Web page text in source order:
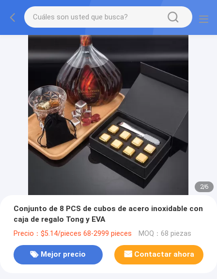
2/6
Conjunto de 8 PCS de cubos de acero inoxidable con
caja de regalo Tong y EVA
Precio：$5.14/pieces 68-2999 pieces MOQ：68 piezas
Mejor precio Contactar ahora